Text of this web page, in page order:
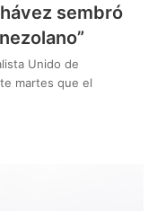
sembró
Unido de
martes que el